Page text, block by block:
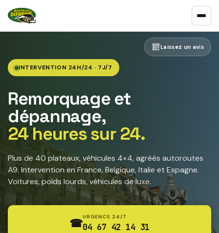
Laissez un avis
INTERVENTION 24H/24 · 7J/7
Remorquage et
dépannage,
24 heures sur 24.
Plus de 40 plateaux, véhicules 4×4, agréés autoroutes
A9. Intervention en France, Belgique, Italie et Espagne.
Voitures, poids lourds, véhicules de luxe.
☎URGENCE 24/7
04 67 42 14 31